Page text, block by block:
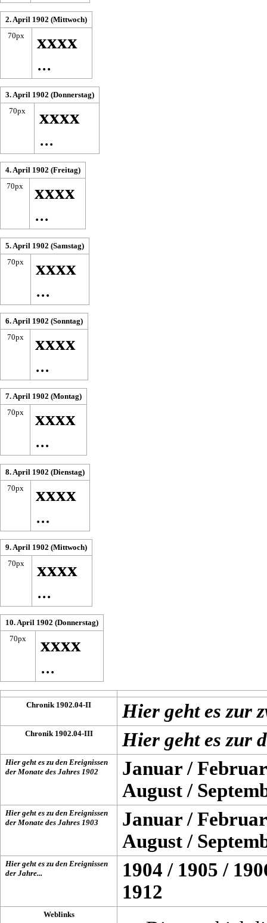
2. April 1902 (Mittwoch)
70px
xxxx
...
3. April 1902 (Donnerstag)
70px
xxxx
...
4. April 1902 (Freitag)
70px
xxxx
...
5. April 1902 (Samstag)
70px
xxxx
...
6. April 1902 (Sonntag)
70px
xxxx
...
7. April 1902 (Montag)
70px
xxxx
...
8. April 1902 (Dienstag)
70px
xxxx
...
9. April 1902 (Mittwoch)
70px
xxxx
...
10. April 1902 (Donnerstag)
70px
xxxx
...
Chronik 1902.04-II Hier geht es zur
Chronik 1902.04-III Hier geht es zur
Hier geht es zu den Ereignissen
der Monate des Jahres 1902 Januar /Februar
August /
Hier geht es zu den Ereignissen
der Monate des Jahres 1903 Januar /Februar
August /
Hier geht es zu den Ereignissen
der Jahre...
1904 / 1905 /
1912
Weblinks